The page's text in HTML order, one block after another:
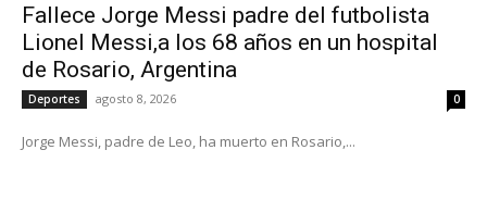
Fallece Jorge Messi padre del futbolista
Lionel Messi,a los 68 años en un hospital
de Rosario, Argentina
Deportes agosto 8, 2026 0
Jorge Messi, padre de Leo, ha muerto en Rosario,...